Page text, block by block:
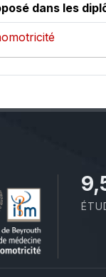
dans les